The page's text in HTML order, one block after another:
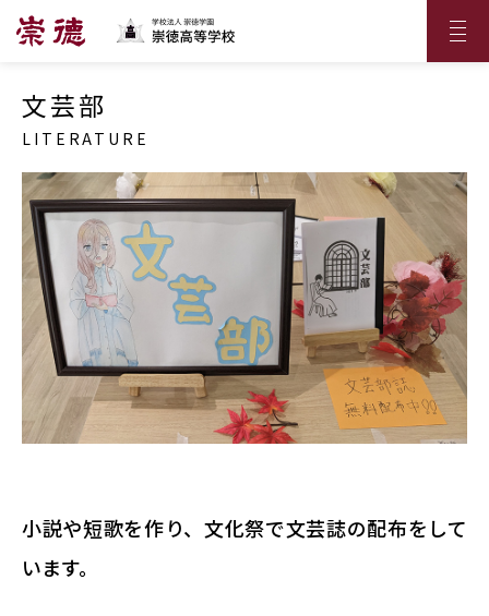
文芸部
LITERATURE
小説や短歌を作り、文化祭で文芸誌の配布をして
います。